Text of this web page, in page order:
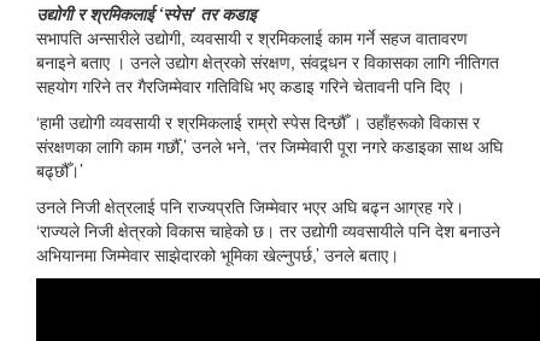
उद्योगी र श्रमिकलाई ‘स्पेस’ तर कडाइ
सभापति अन्सारीले उद्योगी, व्यवसायी र श्रमिकलाई काम गर्ने सहज वातावरण
बनाइने बताए । उनले उद्योग क्षेत्रको संरक्षण, संवद्र्धन र विकासका लागि नीतिगत
सहयोग गरिने तर गैरजिम्मेवार गतिविधि भए कडाइ गरिने चेतावनी पनि दिए ।
‘हामी उद्योगी व्यवसायी र श्रमिकलाई राम्रो स्पेस दिन्छौँ । उहाँहरूको विकास र
संरक्षणका लागि काम गर्छौँ,’ उनले भने, ‘तर जिम्मेवारी पूरा नगरे कडाइका साथ अघि
बढ्छौँ।’
उनले निजी क्षेत्रलाई पनि राज्यप्रति जिम्मेवार भएर अघि बढ्न आग्रह गरे।
‘राज्यले निजी क्षेत्रको विकास चाहेको छ। तर उद्योगी व्यवसायीले पनि देश बनाउने
अभियानमा जिम्मेवार साझेदारको भूमिका खेल्नुपर्छ,’ उनले बताए।